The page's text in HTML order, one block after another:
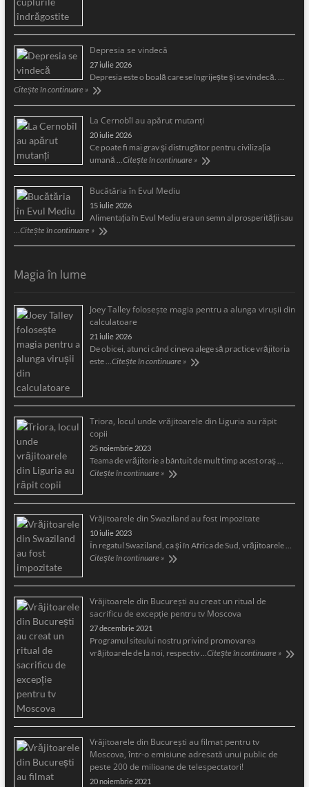
Depresia se vindecă
27 iulie 2026
Depresia este o boală care se îngrijeşte şi se vindecă. …
Citește în continuare »
La Cernobîl au apărut mutanți
20 iulie 2026
Ce poate fi mai grav și distrugător pentru civilizația
umană …Citește în continuare »
Bucătăria în Evul Mediu
15 iulie 2026
Alimentaţia în Evul Mediu era un semn al prosperităţii sau
…Citește în continuare »
Magia în lume
Joey Talley foloseşte magia pentru a alunga viruşii din
calculatoare
21 iulie 2026
De obicei, atunci când cineva alege să practice vrăjitoria
este …Citește în continuare »
Triora, locul unde vrăjitoarele din Liguria au răpit
copii
25 noiembrie 2023
Teama de vrăjitorie a bântuit de mult timp acest oraş …
Citește în continuare »
Vrăjitoarele din Swaziland au fost impozitate
10 iulie 2023
În regatul Swaziland, ca și în Africa de Sud, vrăjitoarele …
Citește în continuare »
Vrăjitoarele din București au creat un ritual de
sacrificu de excepție pentru tv Moscova
27 decembrie 2021
Programul siteului nostru privind promovarea
vrăjitoarele de la noi, respectiv …Citește în continuare »
Vrăjitoarele din București au filmat pentru tv
Moscova, într-o emisiune adresată unui public de
peste 200 de milioane de telespectatori!
20 noiembrie 2021